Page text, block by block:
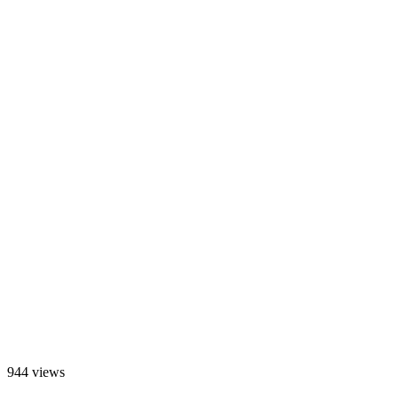
944 views